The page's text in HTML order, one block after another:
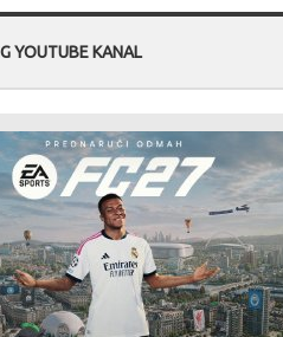
YOUTUBE KANAL